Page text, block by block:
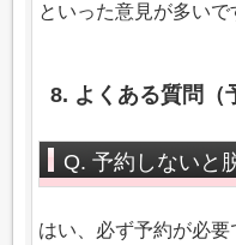
といった意見が多いで
8. よくある質問（
Q. 予約しないと
はい、必ず予約が必要